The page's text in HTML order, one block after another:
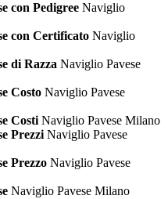
con Pedigree Naviglio
con Certificato Naviglio
di Razza Naviglio Pavese
Costo Naviglio Pavese
Costi Naviglio Pavese Milano
Prezzi Naviglio Pavese
Prezzo Naviglio Pavese
Naviglio Pavese Milano